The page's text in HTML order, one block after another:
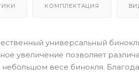
КОМПЛЕКТАЦИЯ
универсальный
увеличение позволяет
небольшом весе бинокля.